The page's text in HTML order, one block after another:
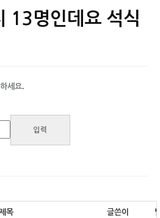
13명인데요 석식
세요.
목 글쓴이